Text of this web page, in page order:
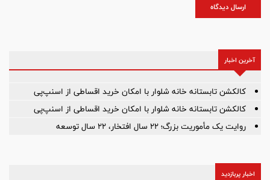
ارسال دیدگاه
آخرین اخبار
کالکشن تابستانه خانه شلوار با امکان خرید اقساطی از اسنپ‌پی
کالکشن تابستانه خانه شلوار با امکان خرید اقساطی از اسنپ‌پی
روایت یک مأموریت بزرگ؛ ۲۲ سال افتخار، ۲۲ سال توسعه
اخبار پربازدید